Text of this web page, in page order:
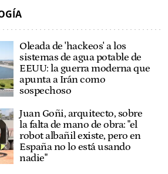
Oleada de 'hackeos' a los
sistemas de agua potable de
EEUU: la guerra moderna que
apunta a Irán como
sospechoso
Juan Goñi, arquitecto, sobre
la falta de mano de obra: "el
robot albañil existe, pero en
España no lo está usando
nadie"